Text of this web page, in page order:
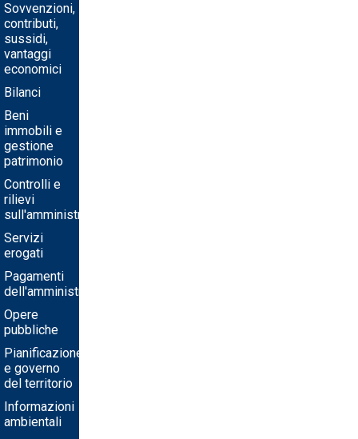
Sovvenzioni,
contributi,
sussidi,
vantaggi
economici
Bilanci
Beni
immobili e
gestione
patrimonio
Controlli e
rilievi
sull'amministrazione
Servizi
erogati
Pagamenti
dell'amministrazione
Opere
pubbliche
Pianificazione
e governo
del territorio
Informazioni
ambientali